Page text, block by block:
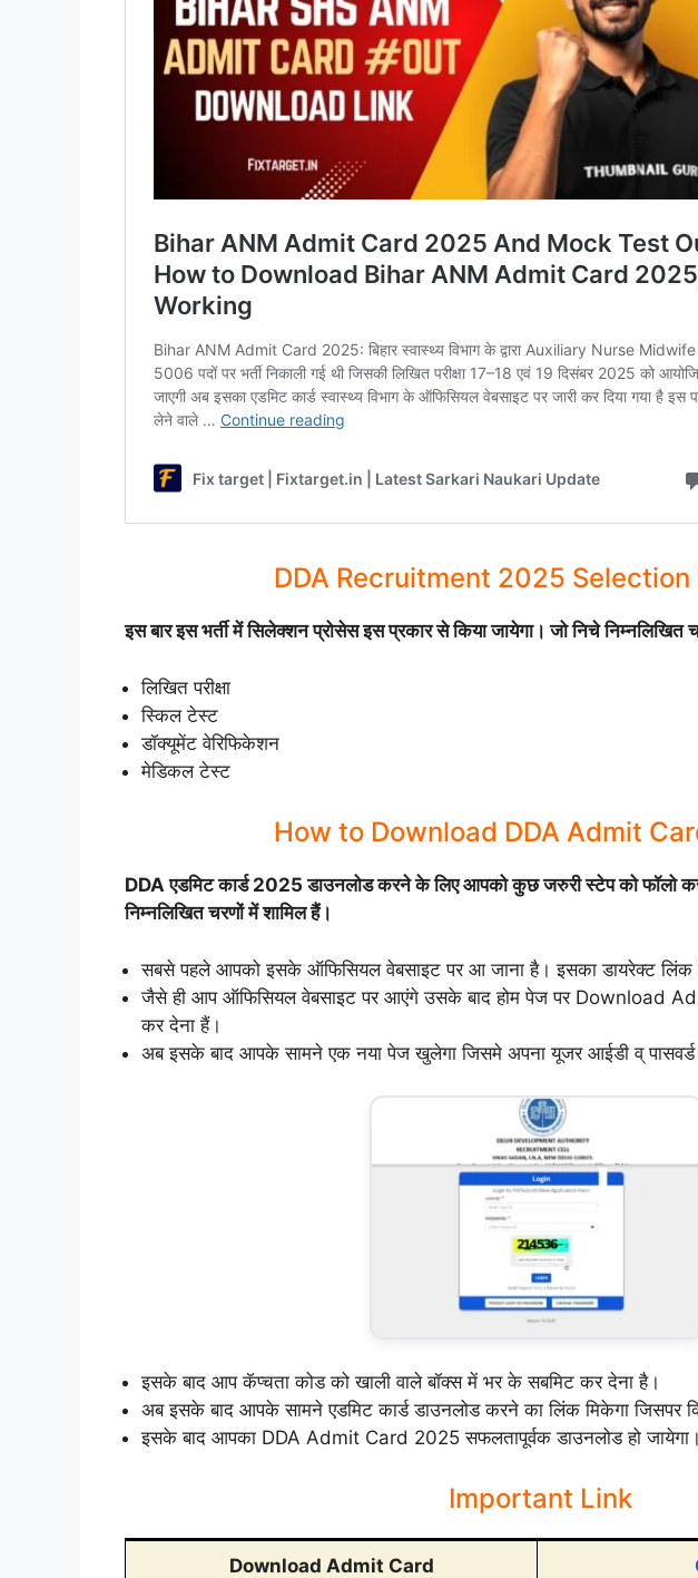
DDA Recruitment 2025 Selection
इस बार इस भर्ती में सिलेक्शन प्रोसेस इस प्रकार से किया जायेगा। जो निचे निम्नलिखित
लिखित परीक्षा
स्किल टेस्ट
डॉक्यूमेंट वेरिफिकेशन
मेडिकल टेस्ट
How to Download DDA Admit
DDA एडमिट कार्ड 2025 डाउनलोड करने के लिए आपको कुछ जरुरी स्टेप को फॉलो
निम्नलिखित चरणों में शामिल हैं।
सबसे पहले आपको इसके ऑफिसियल वेबसाइट पर आ जाना है। इसका डायरेक्ट लिंक
जैसे ही आप ऑफिसियल वेबसाइट पर आएंगे उसके बाद होम पेज पर Download
कर देना हैं।
अब इसके बाद आपके सामने एक नया पेज खुलेगा जिसमे अपना यूजर आईडी व् पासवर्ड
इसके बाद आप कॅप्चता कोड को खाली वाले बॉक्स में भर के सबमिट कर देना है।
अब इसके बाद आपके सामने एडमिट कार्ड डाउनलोड करने का लिंक मिकेगा जिसपर
इसके बाद आपका DDA Admit Card 2025 सफलतापूर्वक डाउनलोड हो जायेगा।
Important Link
Download Admit Card